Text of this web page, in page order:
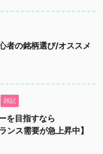
者の銘柄選び/オススメ
雑記
を目指すなら
ンス需要が急上昇中】